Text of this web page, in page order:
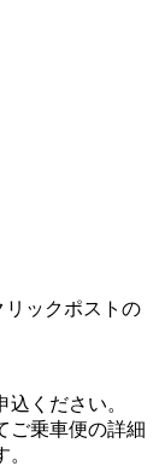
リックポストの
ください。
ご乗車便の詳細